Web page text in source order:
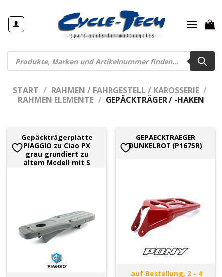
Inhalt
springen
Products
search
START / RAHMEN / FAHRGESTELL / KAROSSERIE /
RAHMEN ELEMENTE / GEPÄCKTRÄGER / -HAKEN
Gepäckträgerplatte
PIAGGIO zu Ciao PX
grau grundiert zu
altem Modell mit S
GEPAECKTRAEGER
DUNKELROT (P1675R)
auf Bestellung, 2 - 4